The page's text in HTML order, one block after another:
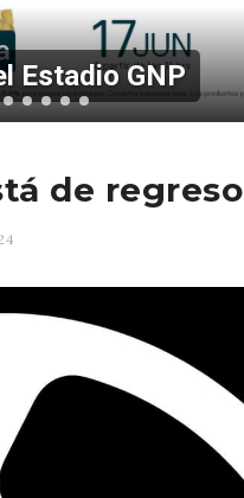
Estadio GNP
de regreso